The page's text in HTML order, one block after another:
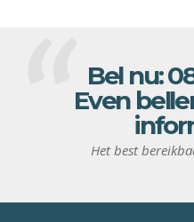
Bel nu:
Even
Het best